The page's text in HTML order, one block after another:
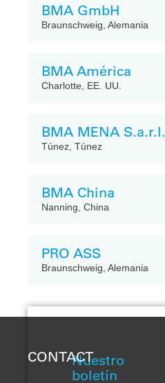
BMA GmbH
Braunschweig, Alemania
BMA América
Charlotte, EE. UU.
BMA MENA S.a.r.l.
Túnez, Túnez
BMA China
Nanning, China
PRO ASS
Braunschweig, Alemania
Nuestro
boletín
CONTACT